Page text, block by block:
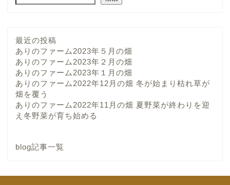
最近の投稿
ありのファーム2023年５月の畑
ありのファーム2023年２月の畑
ありのファーム2023年１月の畑
ありのファーム2022年12月の畑 冬が始まり枯れ草が
畑を覆う
ありのファーム2022年11月の畑 夏野菜が終わりを迎
え冬野菜が育ち始める
blog記事一覧